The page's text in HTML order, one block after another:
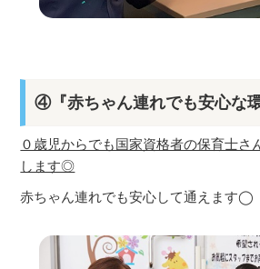
④『赤ちゃん連れでも安心な環
０歳児からでも国家資格者の保育士さ
します◎
赤ちゃん連れでも安心して通えます◯